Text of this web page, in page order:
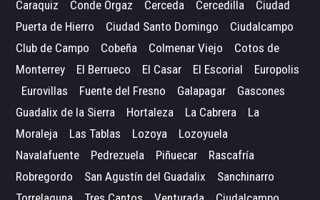
Caraquiz
Conde Orgaz Cerceda Cercedilla
Ciudad
Puerta de Hierro
Ciudad Santo Domingo
Ciudalcampo
Club de Campo
Cobeña Colmenar Viejo
Cotos de
Monterrey
El Berrueco El Casar El Escorial
Europolis
Eurovillas
Fuente del Fresno Galapagar
Gascones
Guadalix de la Sierra
Hortaleza La Cabrera
La
Moraleja
Las Tablas Lozoya
Lozoyuela
Navalafuente
Pedrezuela Piñuecar
Rascafría
Robregordo
San Agustín del Guadalix
Sanchinarro